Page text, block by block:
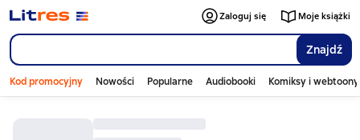
Znajdź
Zaloguj się Moje książki
Kod promocyjny Nowości Popularne Audiobooki Komiksy i webtoony